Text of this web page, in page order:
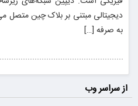
دیجیتالی مبتنی بر بلاک چین متصل
به صرفه […]
از سراسر وب